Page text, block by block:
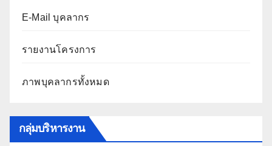
E-Mail บุคลากร
รายงานโครงการ
ภาพบุคลากรทั้งหมด
กลุ่มบริหารงาน